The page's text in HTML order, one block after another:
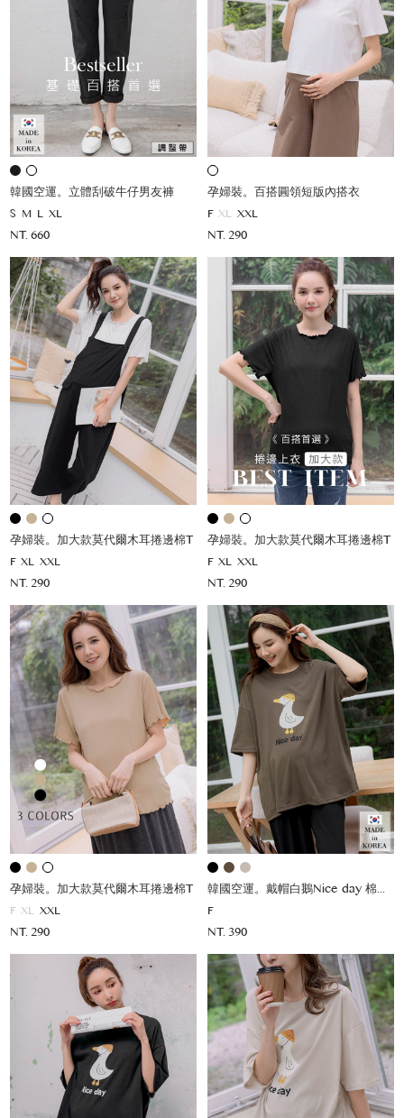
韓國空運。立體刮破牛仔男友褲
S M L XL
NT. 660
孕婦裝。百搭圓領短版內搭衣
F XL XXL
NT. 290
孕婦裝。加大款莫代爾木耳捲邊棉T
F XL XXL
NT. 290
孕婦裝。加大款莫代爾木耳捲邊棉T
F XL XXL
NT. 290
孕婦裝。加大款莫代爾木耳捲邊棉T
F XL XXL
NT. 290
韓國空運。戴帽白鵝Nice day 棉上衣
F
NT. 390